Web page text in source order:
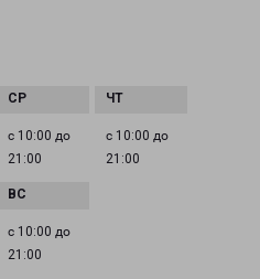
с 10:00 до
21:00
с 10:00 до
21:00
с 10:00 до
21:00